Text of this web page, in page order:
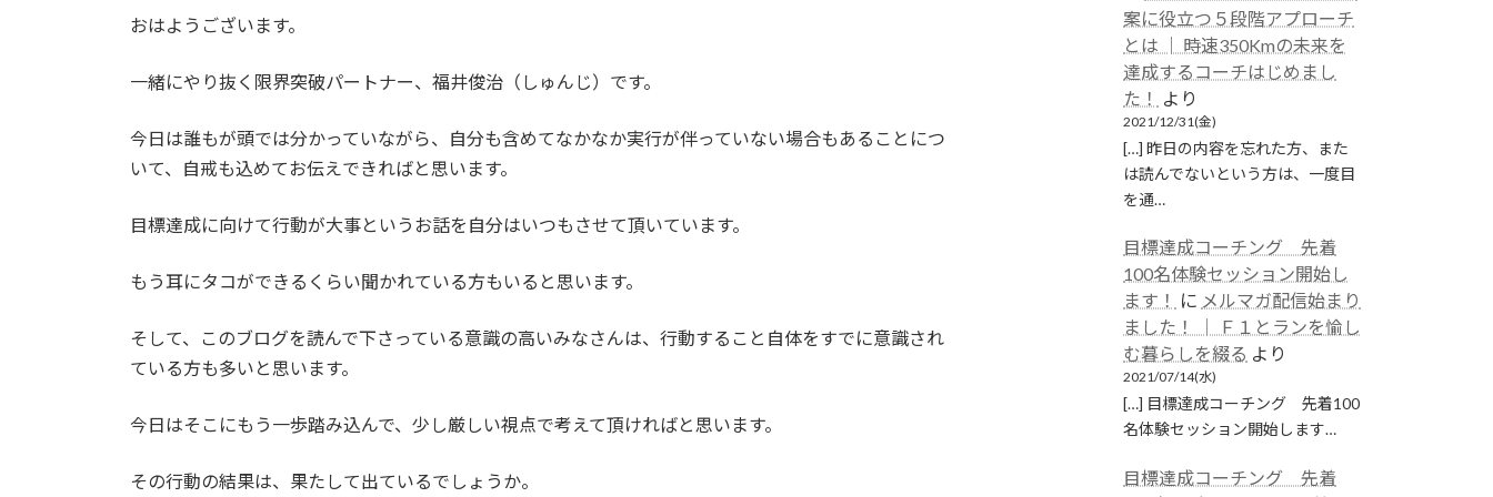
時
:
おはようございます。
一緒にやり抜く限界突破パートナー、福井俊治（しゅんじ）です。
今日は誰もが頭では分かっていながら、自分も含めてなかなか実行が伴っていない場合もあることにつ
いて、自戒も込めてお伝えできればと思います。
目標達成に向けて行動が大事というお話を自分はいつもさせて頂いています。
もう耳にタコができるくらい聞かれている方もいると思います。
そして、このブログを読んで下さっている意識の高いみなさんは、行動すること自体をすでに意識され
ている方も多いと思います。
今日はそこにもう一歩踏み込んで、少し厳しい視点で考えて頂ければと思います。
その行動の結果は、果たして出ているでしょうか。
案に役立つ５段階アプローチ
とは │ 時速350Kmの未来を
達成するコーチはじめまし
た！
より
2021/12/31(金)
[…] 昨日の内容を忘れた方、また
は読んでないという方は、一度目
を通…
目標達成コーチング 先着
100名体験セッション開始し
ます！
に メルマガ配信始まり
ました！ │ Ｆ１とランを愉し
む暮らしを綴る より
2021/07/14(水)
[…] 目標達成コーチング 先着100
名体験セッション開始します…
目標達成コーチング 先着